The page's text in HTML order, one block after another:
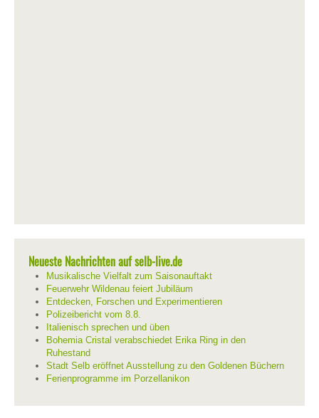
Neueste Nachrichten auf selb-live.de
Musikalische Vielfalt zum Saisonauftakt
Feuerwehr Wildenau feiert Jubiläum
Entdecken, Forschen und Experimentieren
Polizeibericht vom 8.8.
Italienisch sprechen und üben
Bohemia Cristal verabschiedet Erika Ring in den
Ruhestand
Stadt Selb eröffnet Ausstellung zu den Goldenen Büchern
Ferienprogramme im Porzellanikon